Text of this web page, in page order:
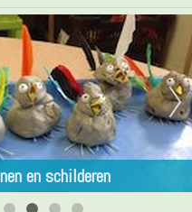
en schilderen